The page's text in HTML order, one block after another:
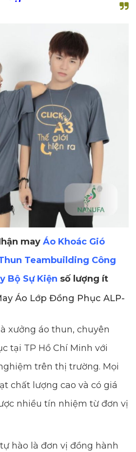
may Áo Khoác Gió
Teambuilding Công
Bộ Sự Kiện số lượng ít
Áo Lớp Đồng Phục ALP-
xưởng áo thun, chuyên
tại TP Hồ Chí Minh với
trên thị trường. Mọi
chất lượng cao và có giá
nhiều tín nhiệm từ đơn vị
hào là đơn vị đồng hành